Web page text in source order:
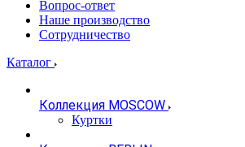
Вопрос-ответ
Наше производство
Сотрудничество
Каталог
Коллекция MOSCOW
Куртки